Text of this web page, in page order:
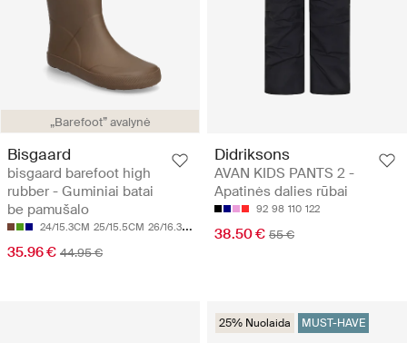
„Barefoot” avalynė
Bisgaard
bisgaard barefoot high
rubber - Guminiai batai
be pamušalo
24/15.3CM 25/15.5CM 26/16.3CM 27/17.2CM 28/17.9CM
35.96 € 44.95 €
Didriksons
AVAN KIDS PANTS 2 -
Apatinės dalies rūbai
92 98 110 122
38.50 € 55 €
25% Nuolaida MUST-HAVE